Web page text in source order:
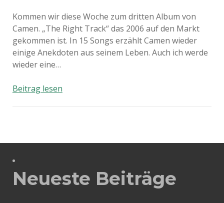
Kommen wir diese Woche zum dritten Album von
Camen. „The Right Track“ das 2006 auf den Markt
gekommen ist. In 15 Songs erzählt Camen wieder
einige Anekdoten aus seinem Leben. Auch ich werde
wieder eine…
Beitrag lesenCamen
Neueste Beiträge